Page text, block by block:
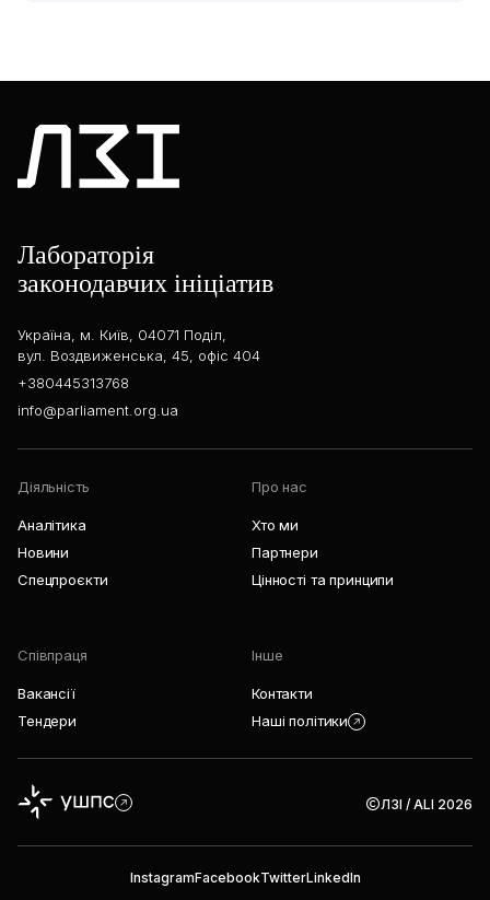
Лабораторія
законодавчих ініціатив
Україна, м. Київ, 04071 Поділ,
вул. Воздвиженська, 45, офіс 404
+380445313768
info@parliament.org.ua
Діяльність
Аналітика
Новини
Спецпроєкти
Про нас
Хто ми
Партнери
Цінності та принципи
Співпраця
Вакансії
Тендери
Інше
Контакти
Наші політики
ЛЗІ / ALI 2026
InstagramFacebookTwitterLinkedIn